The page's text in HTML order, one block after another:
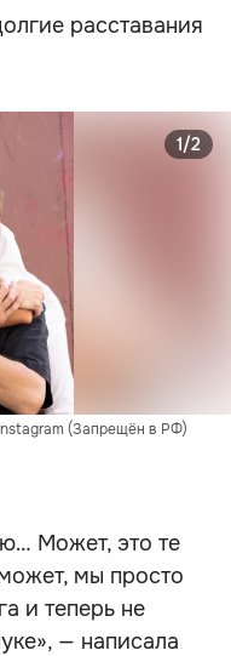
расставания
(Запрещён в РФ)
1/2
Может, это те
мы просто
и теперь не
— написала